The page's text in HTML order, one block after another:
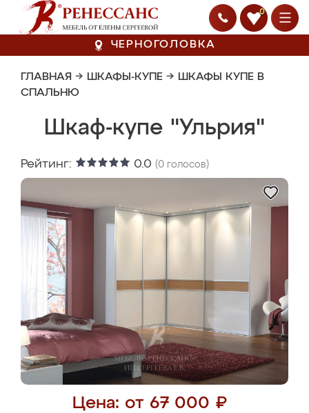
0
ЧЕРНОГОЛОВКА
ГЛАВНАЯ → ШКАФЫ-КУПЕ → ШКАФЫ КУПЕ В
СПАЛЬНЮ
Шкаф-купе "Ульрия"
Рейтинг: 0.0 (0 голосов)
Цена: от 67 000 ₽